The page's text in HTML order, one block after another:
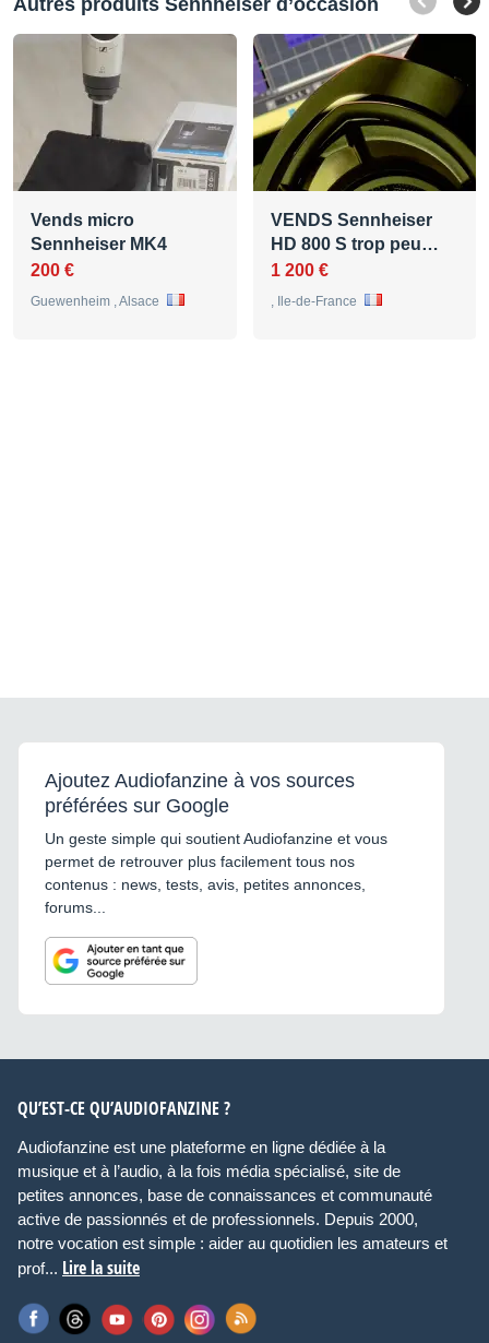
Vends micro
Sennheiser MK4
200 €
Guewenheim , Alsace
VENDS Sennheiser
HD 800 S trop peu…
1 200 €
, Ile-de-France
Ajoutez Audiofanzine à vos sources
préférées sur Google
Un geste simple qui soutient Audiofanzine et vous
permet de retrouver plus facilement tous nos
contenus : news, tests, avis, petites annonces,
forums...
QU’EST-CE QU’AUDIOFANZINE ?
Audiofanzine est une plateforme en ligne dédiée à la
musique et à l’audio, à la fois média spécialisé, site de
petites annonces, base de connaissances et communauté
active de passionnés et de professionnels. Depuis 2000,
notre vocation est simple : aider au quotidien les amateurs et
prof... Lire la suite